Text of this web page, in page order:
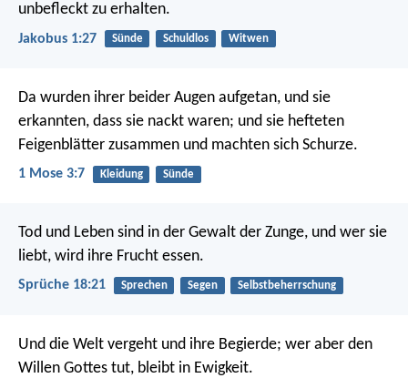
unbefleckt zu erhalten.
Jakobus 1:27 Sünde Schuldlos Witwen
Da wurden ihrer beider Augen aufgetan, und sie
erkannten, dass sie nackt waren; und sie hefteten
Feigenblätter zusammen und machten sich Schurze.
1 Mose 3:7 Kleidung Sünde
Tod und Leben sind in der Gewalt der Zunge, und wer sie
liebt, wird ihre Frucht essen.
Sprüche 18:21 Sprechen Segen Selbstbeherrschung
Und die Welt vergeht und ihre Begierde; wer aber den
Willen Gottes tut, bleibt in Ewigkeit.